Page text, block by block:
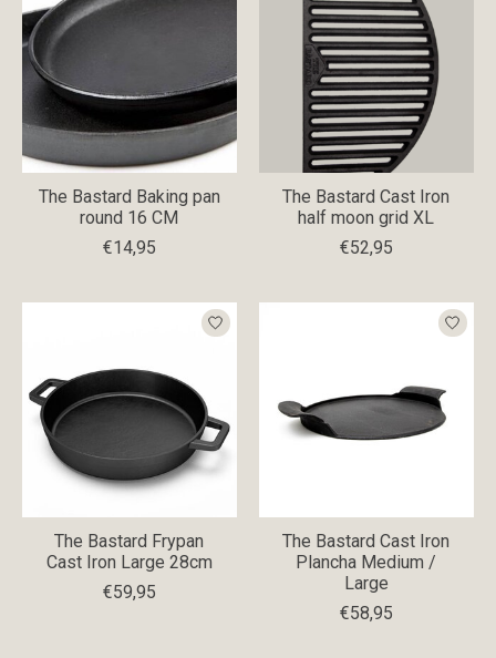
The Bastard Baking pan
round 16 CM
€14,95
The Bastard Cast Iron
half moon grid XL
€52,95
The Bastard Frypan
Cast Iron Large 28cm
€59,95
The Bastard Cast Iron
Plancha Medium /
Large
€58,95